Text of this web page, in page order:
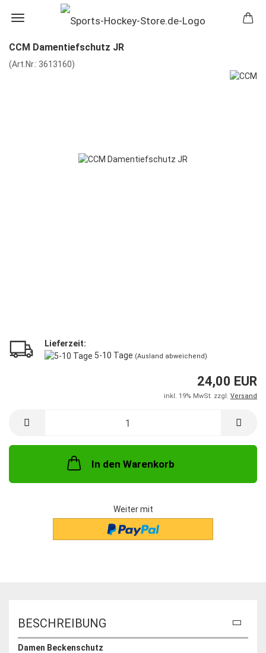
CCM Damentiefschutz JR
(Art.Nr.: 3613160)
Lieferzeit:
5-10 Tage (Ausland abweichend)
24,00 EUR
inkl. 19% MwSt. zzgl. Versand
In den Warenkorb
Weiter mit
BESCHREIBUNG
Damen Beckenschutz